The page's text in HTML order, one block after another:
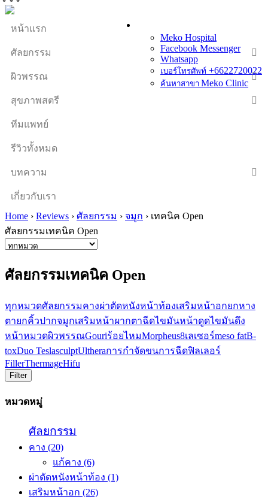
Meko Hospital
Facebook Messenger
Whatsapp
เบอร์โทรศัพท์ +6622720022
ค้นหาสาขา Meko Clinic
หน้าแรก
ศัลยกรรม
ผิวพรรณ
สุขภาพสตรี
ทีมแพทย์
รีวิวทั้งหมด
บทความ
เกี่ยวกับเรา
Home › Reviews › ศัลยกรรม › จมูก › เทคนิค Open
ศัลยกรรมเทคนิค Open
ศัลยกรรมเทคนิค Open
ทุกหมวดศัลยกรรมคางผ่าตัดหนังหน้าท้องเสริมหน้าอกยกหาง
ตายกคิ้วปากจมูกเสริมหน้าผากตาฉีดไขมันหน้าดูดไขมันดึง
หน้าหมวดผิวพรรณGouriร้อยไหมMorpheus8เลเซอร์meso fatB-
toxDuo TeslasculptUltheraการกำจัดขนการฉีดฟิลเลอร์
FillerThermageHifu
Filter
หมวดหมู่
ศัลยกรรม
คาง (20)
แก้คาง (6)
ผ่าตัดหนังหน้าท้อง (1)
เสริมหน้าอก (26)